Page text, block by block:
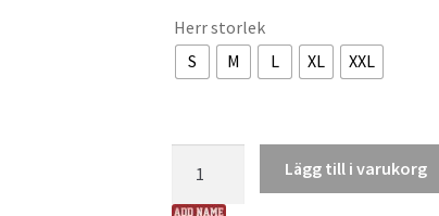
Herr storlek
S
M L XL XXL
Herr
Barcelona
Lägg till i varukorg